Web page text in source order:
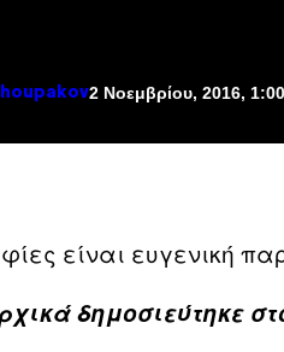
2 Νοεμβρίου, 2016,
είναι ευγενική
δημοσιεύτηκε